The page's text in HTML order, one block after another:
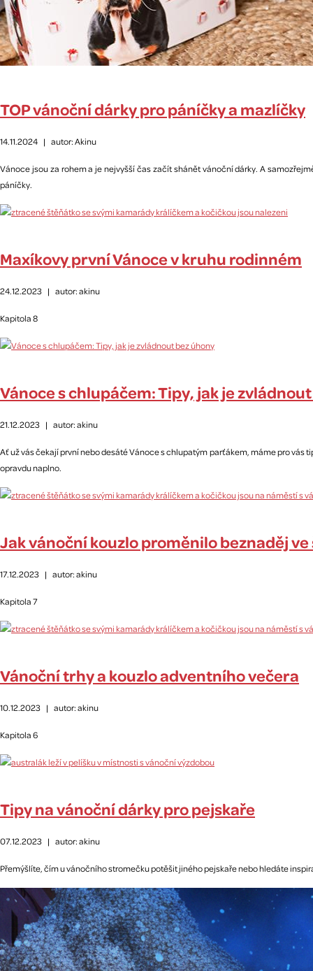
TOP vánoční dárky pro páníčky a mazlíčky
14.11.2024 | autor: Akinu
Vánoce jsou za rohem a je nejvyšší čas začít shánět vánoční dárky. A
páníčky.
Maxíkovy první Vánoce v kruhu rodinném
24.12.2023 | autor: akinu
Kapitola 8
Vánoce s chlupáčem: Tipy, jak je
21.12.2023 | autor: akinu
Ať už vás čekají první nebo desáté Vánoce s chlupatým parťákem, máme pro vás
opravdu naplno.
Jak vánoční kouzlo proměnilo beznaděj
17.12.2023 | autor: akinu
Kapitola 7
Vánoční trhy a kouzlo adventního večera
10.12.2023 | autor: akinu
Kapitola 6
Tipy na vánoční dárky pro pejskaře
07.12.2023 | autor: akinu
Přemýšlíte, čím u vánočního stromečku potěšit jiného pejskaře nebo hledáte